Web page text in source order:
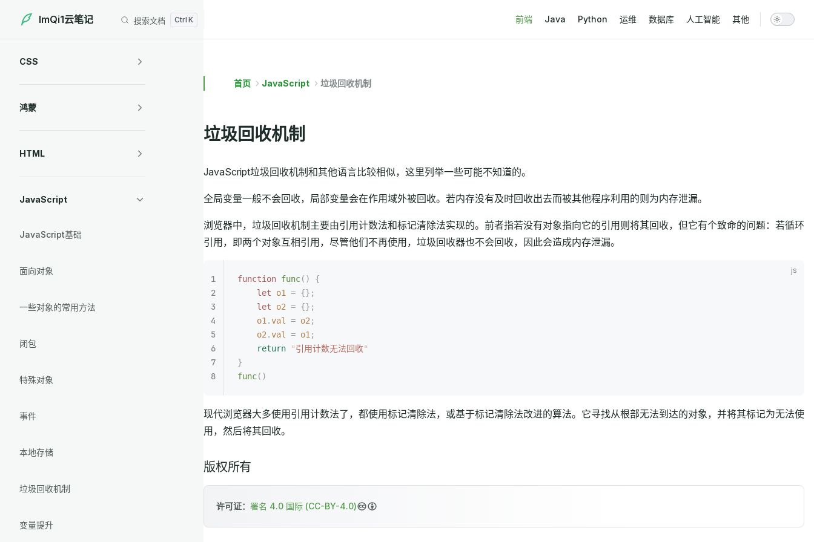
Skip to content
ImQi1云笔记 搜索文档 前端 Java Python 运维 数据库 人工智能 其他
CSS
鸿蒙
HTML
JavaScript
JavaScript基础
面向对象
一些对象的常用方法
闭包
特殊对象
事件
本地存储
垃圾回收机制
变量提升
首页 JavaScript 垃圾回收机制
垃圾回收机制
JavaScript垃圾回收机制和其他语言比较相似，这里列举一些可能不知道的。
全局变量一般不会回收，局部变量会在作用域外被回收。若内存没有及时回收出去而被其他程序利用的则为内存泄漏。
浏览器中，垃圾回收机制主要由引用计数法和标记清除法实现的。前者指若没有对象指向它的引用则将其回收，但它有个致命的问题：若循环
引用，即两个对象互相引用，尽管他们不再使用，垃圾回收器也不会回收，因此会造成内存泄漏。
function func()
{
    let
o1 = {};
    let
o2 = {};
    o1
.val = o2 ;
    o2
.val = o1 ;
    return
"引用计数无法回收"
}
func()
现代浏览器大多使用引用计数法了，都使用标记清除法，或基于标记清除法改进的算法。它寻找从根部无法到达的对象，并将其标记为无法使
用，然后将其回收。
版权所有
许可证： 署名 4.0 国际 (CC-BY-4.0)